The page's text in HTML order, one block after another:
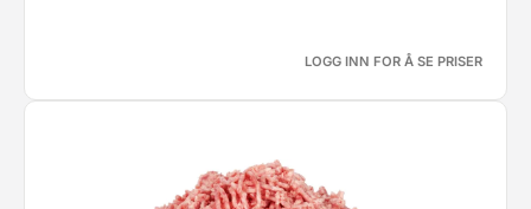
LOGG INN FOR Å SE PRISER